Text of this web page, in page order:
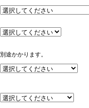
別途かかります。